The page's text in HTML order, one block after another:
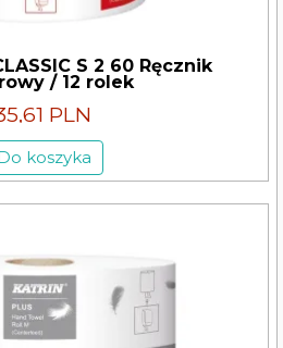
S 2 60 Ręcznik
/ 12 rolek
PLN
koszyka